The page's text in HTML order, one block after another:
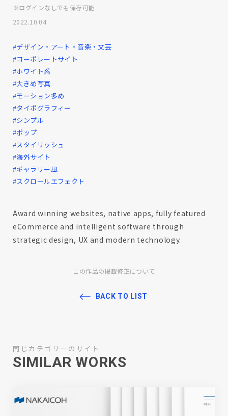
※ログインなしでも保存可能
2022.10.04
#デザイン・アート・音楽・文芸
#コーポレートサイト
#ホワイト系
#大きめ写真
#モーション多め
#タイポグラフィー
#シンプル
#ポップ
#スタイリッシュ
#海外サイト
#ギャラリー風
#スクロールエフェクト
Award winning websites, native apps, fully featured
eCommerce and intelligent software through
strategic design, UX and modern technology.
この作品の掲載修正について
BACK TO LIST
同じカテゴリーのサイト
SIMILAR WORKS